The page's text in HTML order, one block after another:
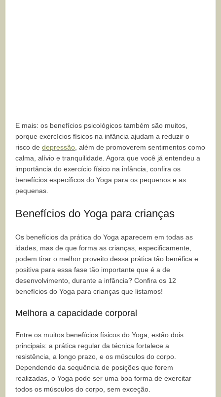
E mais: os benefícios psicológicos também são muitos,
porque exercícios físicos na infância ajudam a reduzir o
risco dedepressão , além de promoverem sentimentos como
calma, alívio e tranquilidade. Agora que você já entendeu a
importância do exercício físico na infância, confira os
benefícios específicos do Yoga para os pequenos e as
pequenas.
Benefícios do Yoga para crianças
Os benefícios da prática do Yoga aparecem em todas as
idades, mas de que forma as crianças, especificamente,
podem tirar o melhor proveito dessa prática tão benéfica e
positiva para essa fase tão importante que é a de
desenvolvimento, durante a infância? Confira os 12
benefícios do Yoga para crianças que listamos!
Melhora a capacidade corporal
Entre os muitos benefícios físicos do Yoga, estão dois
principais: a prática regular da técnica fortalece a
resistência, a longo prazo, e os músculos do corpo.
Dependendo da sequência de posições que forem
realizadas, o Yoga pode ser uma boa forma de exercitar
todos os músculos do corpo, sem exceção.